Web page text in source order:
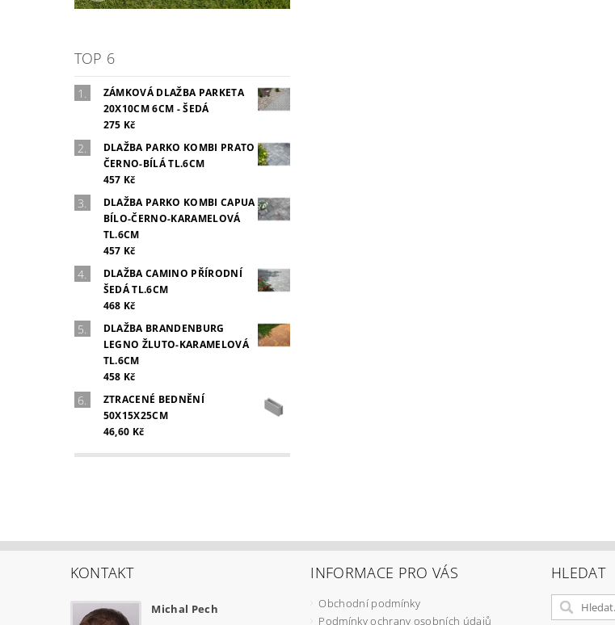
TOP 6
ZÁMKOVÁ DLAŽBA PARKETA
20X10CM 6CM - ŠEDÁ
275 Kč
DLAŽBA PARKO KOMBI PRATO
ČERNO-BÍLÁ TL.6CM
457 Kč
DLAŽBA PARKO KOMBI CAPUA
BÍLO-ČERNO-KARAMELOVÁ
TL.6CM
457 Kč
DLAŽBA CAMINO PŘÍRODNÍ
ŠEDÁ TL.6CM
468 Kč
DLAŽBA BRANDENBURG
LEGNO ŽLUTO-KARAMELOVÁ
TL.6CM
458 Kč
ZTRACENÉ BEDNĚNÍ
50X15X25CM
46,60 Kč
KONTAKT
Michal Pech
INFORMACE PRO VÁS
Obchodní podmínky
Podmínky ochrany osobních údajů
HLEDAT